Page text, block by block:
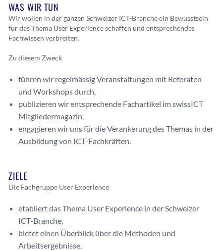
WAS WIR TUN
Wir wollen in der ganzen Schweizer ICT-Branche ein Bewusstsein
für das Thema User Experience schaffen und entsprechendes
Fachwissen verbreiten.
Zu diesem Zweck
führen wir regelmässig Veranstaltungen mit Referaten
und Workshops durch,
publizieren wir entsprechende Fachartikel im swissICT
Mitgliedermagazin,
engagieren wir uns für die Verankerung des Themas in der
Ausbildung von ICT-Fachkräften.
ZIELE
Die Fachgruppe User Experience
etabliert das Thema User Experience in der Schweizer
ICT-Branche,
bietet einen Überblick über die Methoden und
Arbeitsergebnisse,